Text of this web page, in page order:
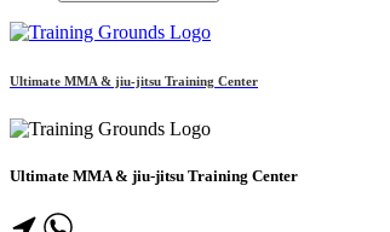
Ultimate MMA & jiu-jitsu Training Center
Ultimate MMA & jiu-jitsu Training Center